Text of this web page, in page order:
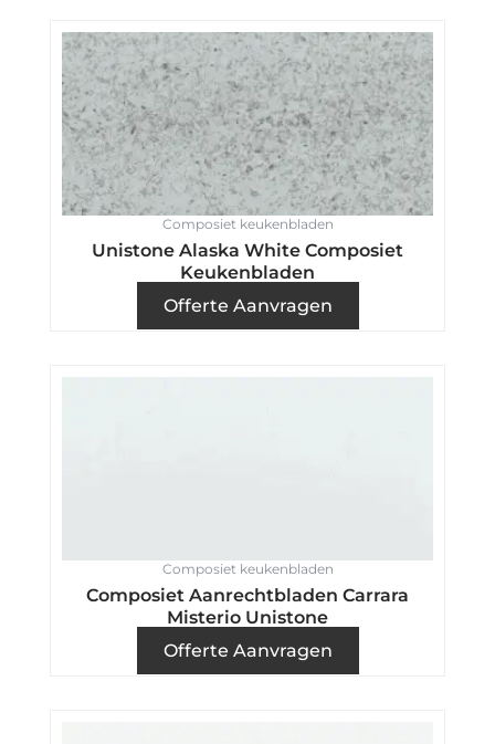
Composiet keukenbladen
Unistone Alaska White Composiet
Keukenbladen
Offerte Aanvragen
Composiet keukenbladen
Composiet Aanrechtbladen Carrara
Misterio Unistone
Offerte Aanvragen